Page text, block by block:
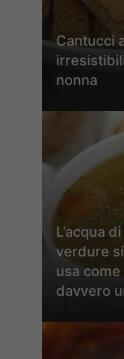
Cantucci
nonna
L’acqua
verdure si
usa
davvero